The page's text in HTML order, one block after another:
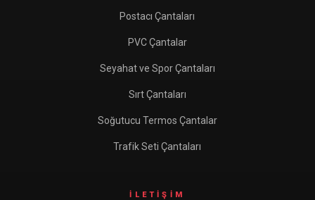
Postacı Çantaları
PVC Çantalar
Seyahat ve Spor Çantaları
Sırt Çantaları
Soğutucu Termos Çantalar
Trafik Seti Çantaları
İLETIŞIM